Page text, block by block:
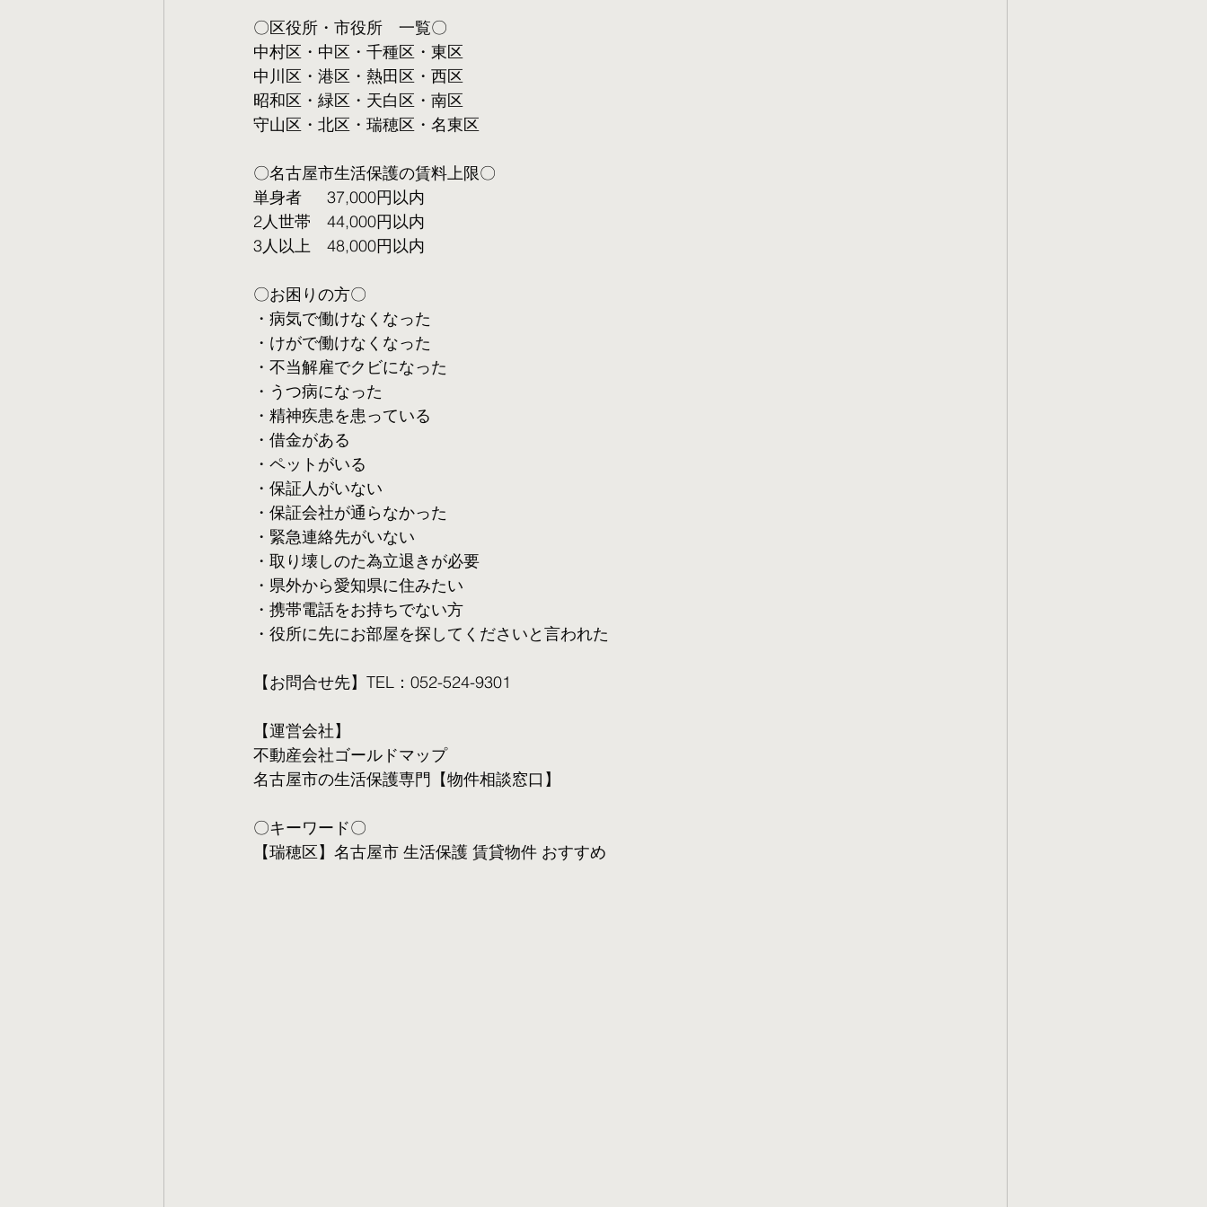
〇区役所・市役所　一覧〇
中村区・中区・千種区・東区
中川区・港区・熱田区・西区
昭和区・緑区・天白区・南区
守山区・北区・瑞穂区・名東区
〇名古屋市生活保護の賃料上限〇
単身者  　37,000円以内
2人世帯　44,000円以内
3人以上　48,000円以内
〇お困りの方〇
・病気で働けなくなった
・けがで働けなくなった
・不当解雇でクビになった
・うつ病になった
・精神疾患を患っている
・借金がある
・ペットがいる
・保証人がいない
・保証会社が通らなかった
・緊急連絡先がいない
・取り壊しのた為立退きが必要
・県外から愛知県に住みたい
・携帯電話をお持ちでない方
・役所に先にお部屋を探してくださいと言われた
【お問合せ先】TEL：052-524-9301
【運営会社】
不動産会社ゴールドマップ
名古屋市の生活保護専門【物件相談窓口】
〇キーワード〇
【瑞穂区】名古屋市 生活保護 賃貸物件 おすすめ